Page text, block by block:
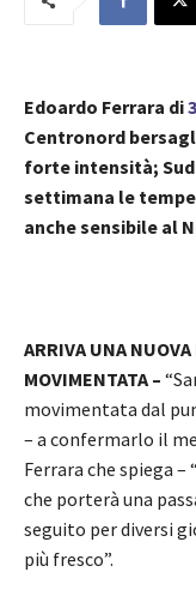
Edoardo Ferrara di
Centronord
forte intensità; Sud
settimana le
anche sensibile al
ARRIVA UNA
MOVIMENTATA –
movimentata dal
– a confermarlo il
Ferrara che spiega
che porterà una
seguito per diversi
più fresco”.